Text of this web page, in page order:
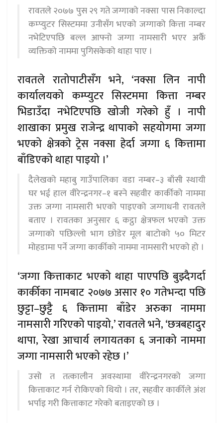
रावतले २०७७ पुस २९ गते जग्गाको नक्सा पास निकाल्दा
कम्प्युटर सिस्टममा उनीसँग भएको जग्गाको कित्ता नम्बर
नभेटिएपछि बल्ल आफ्नो जग्गा नामसारी भएर अर्कै
व्यक्तिको नाममा पुगिसकेको थाहा पाए ।
रावतले रातोपाटीसँग भने, ‘नक्सा लिन नापी
कार्यालयको कम्प्युटर सिस्टममा कित्ता नम्बर
भिडाउँदा नभेटिएपछि खोजी गरेको हुँ । नापी
शाखाका प्रमुख राजेन्द्र थापाको सहयोगमा जग्गा
भएको क्षेत्रको ट्रेस नक्सा हेर्दा जग्गा ६ कित्तामा
बाँडिएको थाहा पाइयो ।’
दैलेखको महाबु गाउँपालिका वडा नम्बर–३ बाँसी स्थायी
घर भई हाल वीरेन्द्रनगर–१ बस्ने सहवीर कार्कीको नाममा
उक्त जग्गा नामसारी भएको पाइएको जग्गाधनी रावतले
बताए । रावतका अनुसार ६ कट्ठा क्षेत्रफल भएको उक्त
जग्गाको पछिल्लो भाग छोडेर मूल बाटोको ५० मिटर
मोहडामा पर्ने जग्गा कार्कीको नाममा नामसारी भएको हो ।
‘जग्गा कित्ताकाट भएको थाहा पाएपछि बुझ्दैगर्दा
कार्कीका नामबाट २०७७ असार १० गतेभन्दा पछि
छुट्टा–छुट्टै ६ कित्तामा बाँडेर अरुका नाममा
नामसारी गरिएको पाइयो,’ रावतले भने, ‘छत्रबहादुर
थापा, रेखा आचार्य लगायतका ६ जनाको नाममा
जग्गा नामसारी भएको रहेछ ।’
उसो त तत्कालीन अवस्थामा वीरेन्द्रनगरको जग्गा
कित्ताकाट गर्न रोकिएको थियो । तर, सहवीर कार्कीले अंश
भर्पाइ गरी कित्ताकाट गरेको बताइएको छ ।